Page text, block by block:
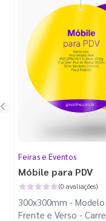
Feiras e Eventos
Móbile para PDV
(0 avaliações)
300x300mm -
Frente e Verso -